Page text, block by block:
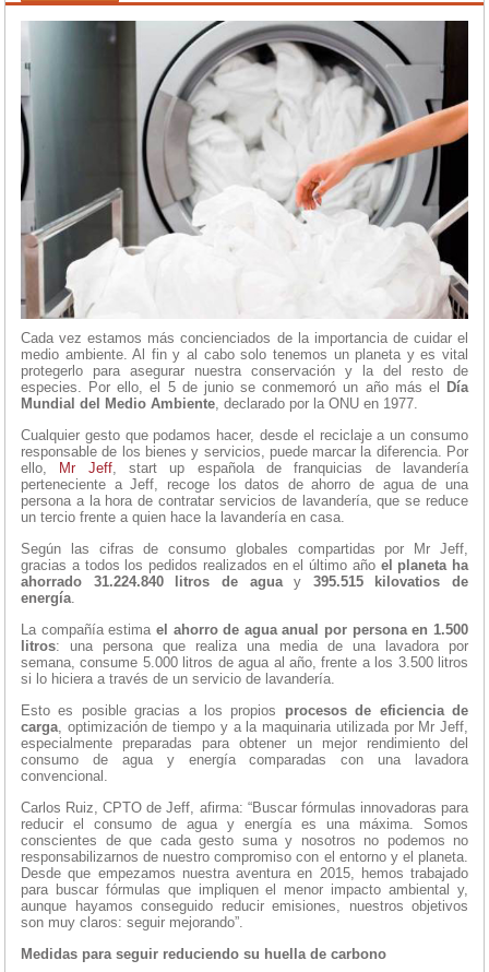
Cada vez estamos más concienciados de la importancia de cuidar el
medio ambiente. Al fin y al cabo solo tenemos un planeta y es vital
protegerlo para asegurar nuestra conservación y la del resto de
especies. Por ello, el 5 de junio se conmemoró un año más el
Día
Mundial del Medio Ambiente, declarado por la ONU en 1977.
Cualquier gesto que podamos hacer, desde el reciclaje a un consumo
responsable de los bienes y servicios, puede marcar la diferencia. Por
ello,
Mr Jeff, start up española de franquicias de lavandería
perteneciente a Jeff, recoge los datos de ahorro de agua de una
persona a la hora de contratar servicios de lavandería, que se reduce
un tercio frente a quien hace la lavandería en casa.
Según las cifras de consumo globales compartidas por Mr Jeff,
gracias a todos los pedidos realizados en el último año el planeta ha
ahorrado 31.224.840 litros de aguay 395.515 kilovatios de
energía.
La compañía estimael ahorro de agua anual por persona en 1.500
litros: una persona que realiza una media de una lavadora por
semana, consume 5.000 litros de agua al año, frente a los 3.500 litros
si lo hiciera a través de un servicio de lavandería.
Esto es posible gracias a los propios procesos de eficiencia de
carga, optimización de tiempo y a la maquinaria utilizada por Mr Jeff,
especialmente preparadas para obtener un mejor rendimiento del
consumo de agua y energía comparadas con una lavadora
convencional.
Carlos Ruiz, CPTO de Jeff, afirma: “Buscar fórmulas innovadoras para
reducir el consumo de agua y energía es una máxima. Somos
conscientes de que cada gesto suma y nosotros no podemos no
responsabilizarnos de nuestro compromiso con el entorno y el planeta.
Desde que empezamos nuestra aventura en 2015, hemos trabajado
para buscar fórmulas que impliquen el menor impacto ambiental y,
aunque hayamos conseguido reducir emisiones, nuestros objetivos
son muy claros: seguir mejorando”.
Medidas para seguir reduciendo su huella de carbono